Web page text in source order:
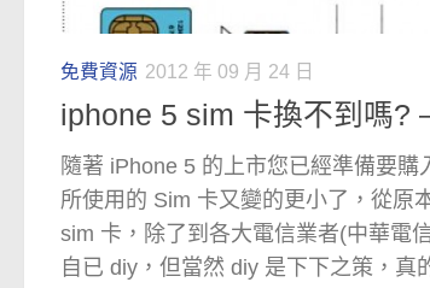
免費資源 2012 年 09 月 24 日
iphone 5 sim 卡換不到嗎?
隨著 iPhone 5 的上市您已經準備要
所使用的 Sim 卡又變的更小了，從原
sim 卡，除了到各大電信業者(中華電
自已 diy，但當然 diy 是下下之策，